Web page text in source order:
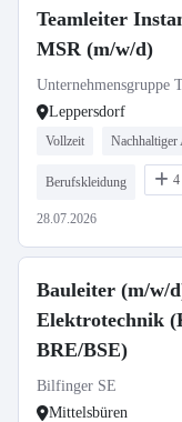
Teamleiter
MSR (m/w/d)
Unternehmensgruppe
Leppersdorf
Vollzeit Nachhaltiger
Berufskleidung 4
28.07.2026
Bauleiter (m/w/
Elektrotechnik
BRE/BSE)
Bilfinger SE
Mittelsbüren